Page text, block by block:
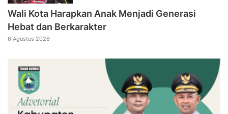
Wali Kota Harapkan Anak Menjadi Generasi
Hebat dan Berkarakter
6 Agustus 2026